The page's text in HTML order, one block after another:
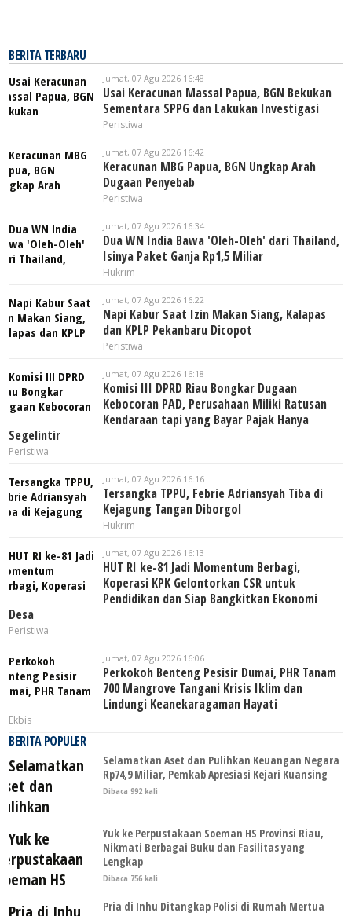
BERITA TERBARU
Jumat, 07 Agu 2026 16:48
Usai Keracunan Massal Papua, BGN Bekukan
Sementara SPPG dan Lakukan Investigasi
Peristiwa
Jumat, 07 Agu 2026 16:42
Keracunan MBG Papua, BGN Ungkap Arah
Dugaan Penyebab
Peristiwa
Jumat, 07 Agu 2026 16:34
Dua WN India Bawa 'Oleh-Oleh' dari Thailand,
Isinya Paket Ganja Rp1,5 Miliar
Hukrim
Jumat, 07 Agu 2026 16:22
Napi Kabur Saat Izin Makan Siang, Kalapas
dan KPLP Pekanbaru Dicopot
Peristiwa
Jumat, 07 Agu 2026 16:18
Komisi III DPRD Riau Bongkar Dugaan
Kebocoran PAD, Perusahaan Miliki Ratusan
Kendaraan tapi yang Bayar Pajak Hanya
Segelintir
Peristiwa
Jumat, 07 Agu 2026 16:16
Tersangka TPPU, Febrie Adriansyah Tiba di
Kejagung Tangan Diborgol
Hukrim
Jumat, 07 Agu 2026 16:13
HUT RI ke-81 Jadi Momentum Berbagi,
Koperasi KPK Gelontorkan CSR untuk
Pendidikan dan Siap Bangkitkan Ekonomi
Desa
Peristiwa
Jumat, 07 Agu 2026 16:06
Perkokoh Benteng Pesisir Dumai, PHR Tanam
700 Mangrove Tangani Krisis Iklim dan
Lindungi Keanekaragaman Hayati
Ekbis
BERITA POPULER
Selamatkan Aset dan Pulihkan Keuangan Negara
Rp74,9 Miliar, Pemkab Apresiasi Kejari Kuansing
Dibaca 992 kali
Yuk ke Perpustakaan Soeman HS Provinsi Riau,
Nikmati Berbagai Buku dan Fasilitas yang
Lengkap
Dibaca 756 kali
Pria di Inhu Ditangkap Polisi di Rumah Mertua